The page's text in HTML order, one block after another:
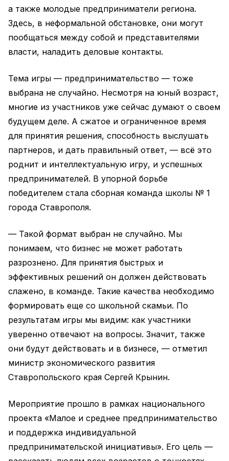
а также молодые предприниматели региона.
Здесь, в неформальной обстановке, они могут
пообщаться между собой и представителями
власти, наладить деловые контакты.
Тема игры — предпринимательство — тоже
выбрана не случайно. Несмотря на юный возраст,
многие из участников уже сейчас думают о своем
будущем деле. А сжатое и ограниченное время
для принятия решения, способность выслушать
партнеров, и дать правильный ответ, — всё это
роднит и интеллектуальную игру, и успешных
предпринимателей. В упорной борьбе
победителем стала сборная команда школы № 1
города Ставрополя.
— Такой формат выбран не случайно. Мы
понимаем, что бизнес не может работать
разрознено. Для принятия быстрых и
эффективных решений он должен действовать
слажено, в команде. Такие качества необходимо
формировать еще со школьной скамьи. По
результатам игры мы видим: как участники
уверенно отвечают на вопросы. Значит, также
они будут действовать и в бизнесе, — отметил
министр экономического развития
Ставропольского края Сергей Крынин.
Мероприятие прошло в рамках национального
проекта «Малое и среднее предпринимательство
и поддержка индивидуальной
предпринимательской инициативы». Его цель —